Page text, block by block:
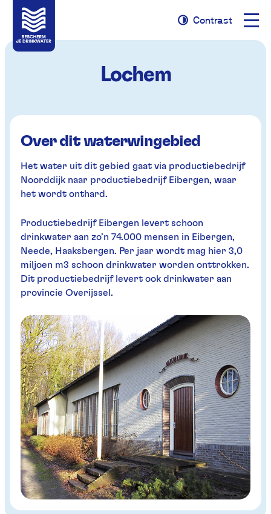
Naar
navigatie
Naar
inhoud
Contrast
Contrast
Lochem
Over dit waterwingebied
Het water uit dit gebied gaat via productiebedrijf
Noorddijk naar productiebedrijf Eibergen, waar
het wordt onthard.
Productiebedrijf Eibergen levert schoon
drinkwater aan zo’n 74.000 mensen in Eibergen,
Neede, Haaksbergen. Per jaar wordt mag hier 3,0
miljoen m3 schoon drinkwater worden onttrokken.
Dit productiebedrijf levert ook drinkwater aan
provincie Overijssel.